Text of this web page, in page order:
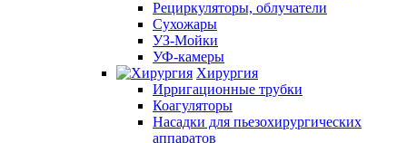
Рециркуляторы, облучатели
Сухожары
УЗ-Мойки
УФ-камеры
Хирургия
Ирригационные трубки
Коагуляторы
Насадки для пьезохирургических
аппаратов